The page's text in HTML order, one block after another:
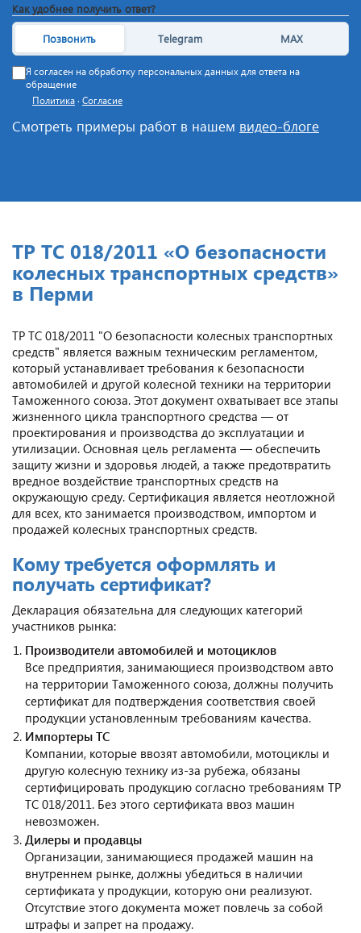
Как удобнее получить ответ?
Позвонить Telegram MAX
Я согласен на обработку персональных данных для ответа на
обращение
Политика · Согласие
Смотреть примеры работ в нашем видео-блоге
ТР ТС 018/2011 «О безопасности
колесных транспортных средств»
в Перми
ТР ТС 018/2011 "О безопасности колесных транспортных
средств" является важным техническим регламентом,
который устанавливает требования к безопасности
автомобилей и другой колесной техники на территории
Таможенного союза. Этот документ охватывает все этапы
жизненного цикла транспортного средства — от
проектирования и производства до эксплуатации и
утилизации. Основная цель регламента — обеспечить
защиту жизни и здоровья людей, а также предотвратить
вредное воздействие транспортных средств на
окружающую среду. Сертификация является неотложной
для всех, кто занимается производством, импортом и
продажей колесных транспортных средств.
Кому требуется оформлять и
получать сертификат?
Декларация обязательна для следующих категорий
участников рынка:
Производители автомобилей и мотоциклов
Все предприятия, занимающиеся производством авто
на территории Таможенного союза, должны получить
сертификат для подтверждения соответствия своей
продукции установленным требованиям качества.
Импортеры ТС
Компании, которые ввозят автомобили, мотоциклы и
другую колесную технику из-за рубежа, обязаны
сертифицировать продукцию согласно требованиям ТР
ТС 018/2011. Без этого сертификата ввоз машин
невозможен.
Дилеры и продавцы
Организации, занимающиеся продажей машин на
внутреннем рынке, должны убедиться в наличии
сертификата у продукции, которую они реализуют.
Отсутствие этого документа может повлечь за собой
штрафы и запрет на продажу.